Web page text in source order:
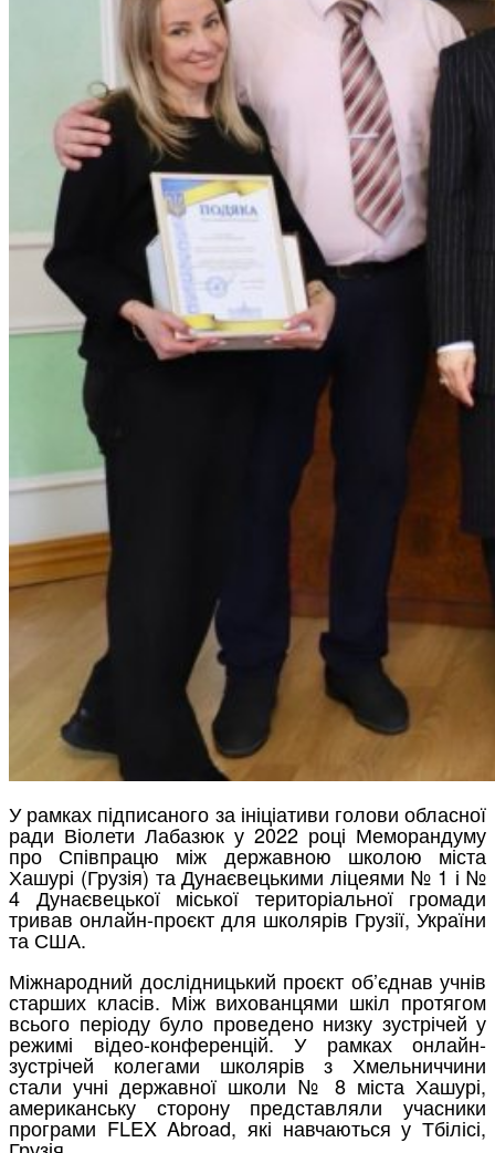
У рамках підписаного за ініціативи голови обласної
ради Віолети Лабазюк у 2022 році Меморандуму
про Співпрацю між державною школою міста
Хашурі (Грузія) та Дунаєвецькими ліцеями № 1 і №
4 Дунаєвецької міської територіальної громади
тривав онлайн-проєкт для школярів Грузії, України
та США.
Міжнародний дослідницький проєкт об’єднав учнів
старших класів. Між вихованцями шкіл протягом
всього періоду було проведено низку зустрічей у
режимі відео-конференцій. У рамках онлайн-
зустрічей колегами школярів з Хмельниччини
стали учні державної школи № 8 міста Хашурі,
американську сторону представляли учасники
програми FLEX Abroad, які навчаються у Тбілісі,